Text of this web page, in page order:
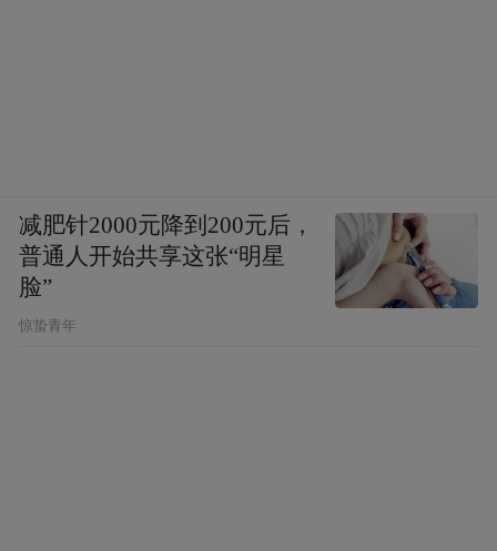
减肥针2000元降到200元后，
普通人开始共享这张“明星
脸”
惊蛰青年